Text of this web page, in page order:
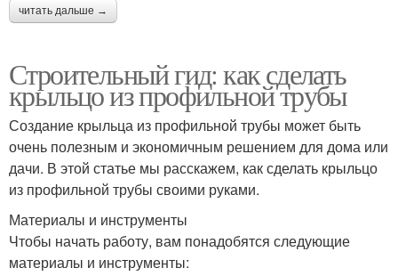
читать дальше →
Строительный гид: как сделать
крыльцо из профильной трубы
Создание крыльца из профильной трубы может быть
очень полезным и экономичным решением для дома или
дачи. В этой статье мы расскажем, как сделать крыльцо
из профильной трубы своими руками.
Материалы и инструменты
Чтобы начать работу, вам понадобятся следующие
материалы и инструменты: